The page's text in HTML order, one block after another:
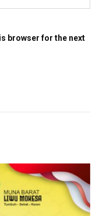
browser for the next